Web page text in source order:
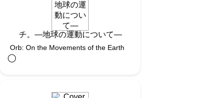
チ。―地球の運動について―
Orb: On the Movements of the Earth
◯︎